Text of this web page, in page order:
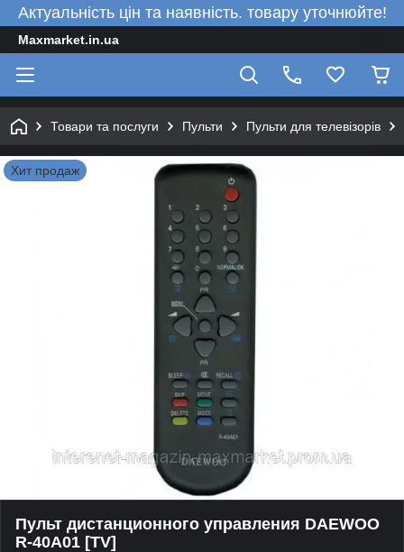
Актуальність цін та наявність. товару уточнюйте!
Maxmarket.in.ua
Товари та послуги Пульти Пульти для телевізорів
Хит продаж
Пульт дистанционного управления DAEWOO
R-40A01 [TV]